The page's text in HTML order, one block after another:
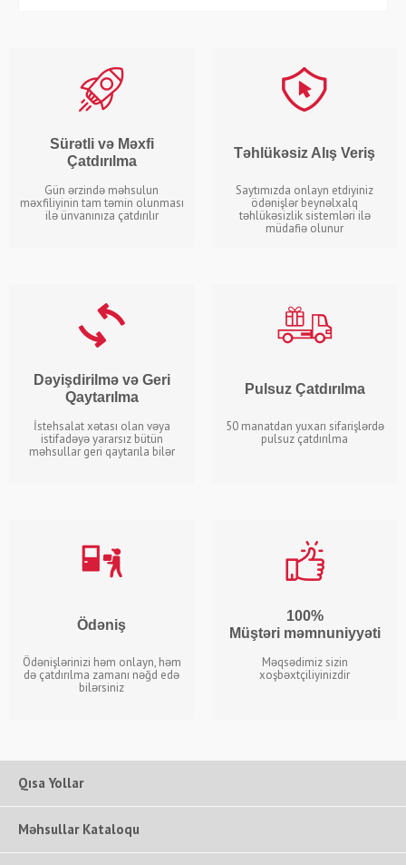
Sürətli və Məxfi
Çatdırılma
Gün ərzində məhsulun
məxfiliyinin tam təmin olunması
ilə ünvanınıza çatdırılır
Təhlükəsiz Alış Veriş
Saytımızda onlayn etdiyiniz
ödənişlər beynəlxalq
təhlükəsizlik sistemləri ilə
müdafiə olunur
Dəyişdirilmə və Geri
Qaytarılma
İstehsalat xətası olan vəya
istifadəyə yararsız bütün
məhsullar geri qaytarıla bilər
Pulsuz Çatdırılma
50 manatdan yuxarı sifarişlərdə
pulsuz çatdırılma
Ödəniş
Ödənişlərinizi həm onlayn, həm
də çatdırılma zamanı nəğd edə
bilərsiniz
100%
Müştəri məmnuniyyəti
Məqsədimiz sizin
xoşbəxtçiliyinizdir
Qısa Yollar
Məhsullar Kataloqu